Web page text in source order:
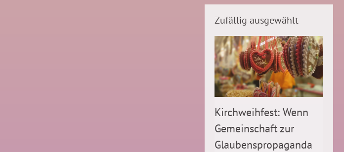
Zufällig ausgewählt
Kirchweihfest: Wenn
Gemeinschaft zur
Glaubenspropaganda